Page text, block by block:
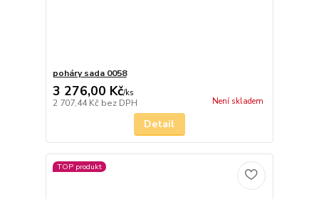
poháry sada 0058
3 276,00 Kč/ks
2 707,44 Kč bez DPH Není skladem
Detail
TOP produkt